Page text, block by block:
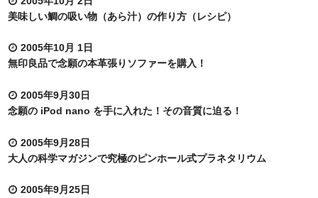
美味しい鯛の吸い物（あら汁）の作り方（レシピ）
2005年10月 1日
無印良品で念願の本革張りソファーを購入！
2005年9月30日
念願の iPod nano を手に入れた！その音質に迫る！
2005年9月28日
大人の科学マガジンで究極のピンホール式プラネタリウム
2005年9月25日